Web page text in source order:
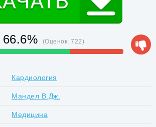
66.6% (Оценок:722)
Кардиология
Мандел В.Дж.
Медицина